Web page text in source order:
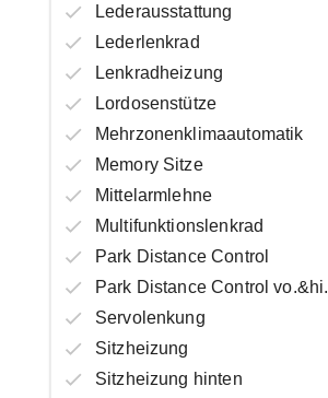
Lederausstattung
Lederlenkrad
Lenkradheizung
Lordosenstütze
Mehrzonenklimaautomatik
Memory Sitze
Mittelarmlehne
Multifunktionslenkrad
Park Distance Control
Park Distance Control vo.&hi.
Servolenkung
Sitzheizung
Sitzheizung hinten